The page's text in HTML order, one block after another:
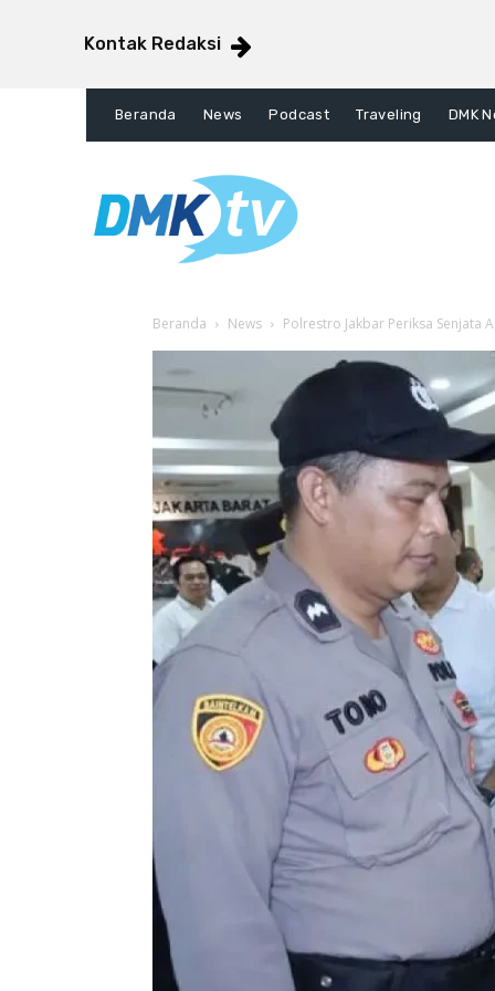
Kontak Redaksi
Beranda News Podcast Traveling DMK
Beranda News Polrestro Jakbar Periksa Senjata